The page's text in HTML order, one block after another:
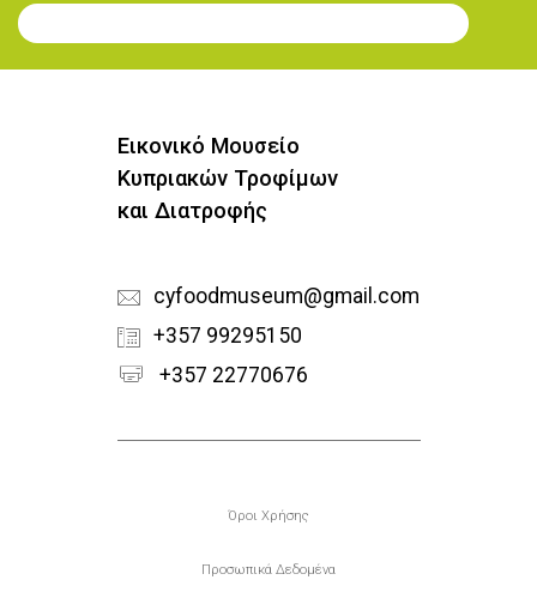
Εγγραφή στο Newsletter
Εικονικό Μουσείο
Κυπριακών Τροφίμων
και Διατροφής
cyfoodmuseum@gmail.com
+357 99295150
+357 22770676
Υποσέλιδο
Όροι Χρήσης
Προσωπικά Δεδομένα